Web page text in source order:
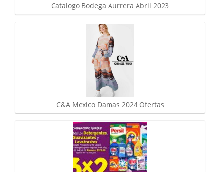
Catalogo Bodega Aurrera Abril 2023
C&A Mexico Damas 2024 Ofertas